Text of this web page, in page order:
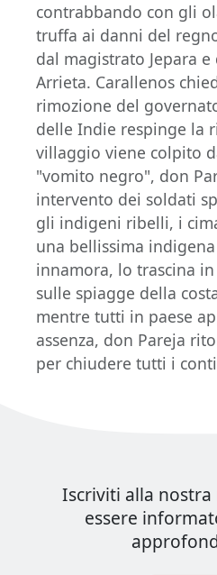
contrabbando con gli
truffa ai danni del
dal magistrato Jepara
Arrieta. Carallenos
rimozione del
delle Indie respinge la
villaggio viene colpito
"vomito negro", don
intervento dei soldati
gli indigeni ribelli, i
una bellissima
innamora, lo trascina
sulle spiagge della
mentre tutti in paese
assenza, don Pareja
per chiudere tutti i
Iscriviti alla nostra
essere